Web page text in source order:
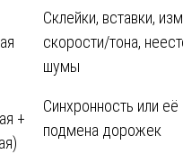
Склейки, вставки,
скорости/тона,
шумы
+
Синхронность или
подмена дорожек